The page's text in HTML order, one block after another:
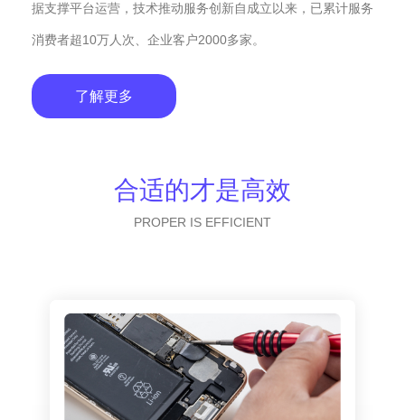
据支撑平台运营，技术推动服务创新自成立以来，已累计服务
消费者超10万人次、企业客户2000多家。
了解更多
合适的才是高效
PROPER IS EFFICIENT